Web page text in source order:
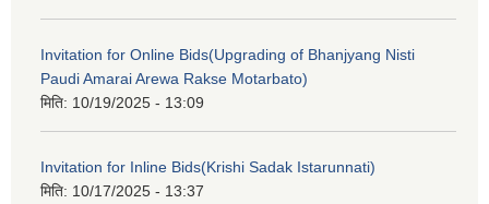
Invitation for Online Bids(Upgrading of Bhanjyang Nisti
Paudi Amarai Arewa Rakse Motarbato)
मिति: 10/19/2025 - 13:09
Invitation for Inline Bids(Krishi Sadak Istarunnati)
मिति: 10/17/2025 - 13:37